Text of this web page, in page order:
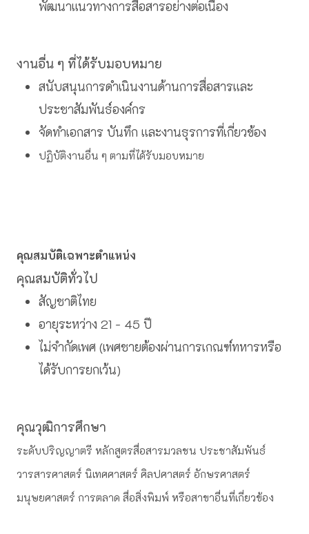
พัฒนาแนวทางการสื่อสารอย่างต่อเนื่อง
งานอื่น ๆ ที่ได้รับมอบหมาย
สนับสนุนการดำเนินงานด้านการสื่อสารและ
ประชาสัมพันธ์องค์กร
จัดทำเอกสาร บันทึก และงานธุรการที่เกี่ยวข้อง
ปฏิบัติงานอื่น ๆ ตามที่ได้รับมอบหมาย
คุณสมบัติเฉพาะตำแหน่ง
คุณสมบัติทั่วไป
สัญชาติไทย
อายุระหว่าง 21 - 45 ปี
ไม่จำกัดเพศ (เพศชายต้องผ่านการเกณฑ์ทหารหรือ
ได้รับการยกเว้น)
คุณวุฒิการศึกษา
ระดับปริญญาตรี หลักสูตรสื่อสารมวลชน ประชาสัมพันธ์
วารสารศาสตร์ นิเทศศาสตร์ ศิลปศาสตร์ อักษรศาสตร์
มนุษยศาสตร์ การตลาด สื่อสิ่งพิมพ์ หรือสาขาอื่นที่เกี่ยวข้อง